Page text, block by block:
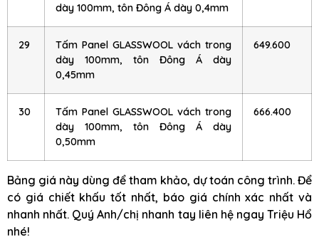
dày 100mm, tôn Đông Á dày 0,4mm
29
Tấm Panel GLASSWOOL vách trong
dày 100mm, tôn Đông Á dày
0,45mm
649.600
30
Tấm Panel GLASSWOOL vách trong
dày 100mm, tôn Đông Á dày
0,50mm
666.400
Bảng giá này dùng để tham khảo, dự toán công trình. Để
có giá chiết khấu tốt nhất, báo giá chính xác nhất và
nhanh nhất. Quý Anh/chị nhanh tay liên hệ ngay Triệu Hổ
nhé!